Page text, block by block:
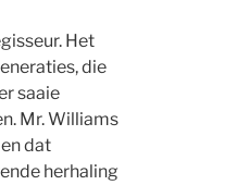
Het
die
saaie
Mr. Williams
dat
herhaling